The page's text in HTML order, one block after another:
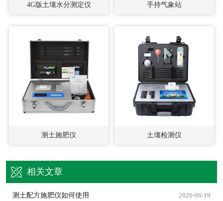
4G版土壤水分测定仪 手持气象站
测土施肥仪 土壤检测仪
相关文章
测土配方施肥仪如何使用 2020-06-19